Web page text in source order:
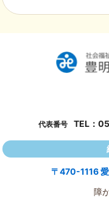
代表番号 TEL：
〒470-1116
障